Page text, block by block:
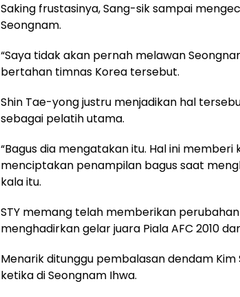
Saking frustasinya, Sang-sik sampai
Seongnam.
“Saya tidak akan pernah melawan
bertahan timnas Korea tersebut.
Shin Tae-yong justru menjadikan hal
sebagai pelatih utama.
“Bagus dia mengatakan itu. Hal ini
menciptakan penampilan bagus saat
kala itu.
STY memang telah memberikan
menghadirkan gelar juara Piala AFC 2010
Menarik ditunggu pembalasan dendam
ketika di Seongnam Ihwa.